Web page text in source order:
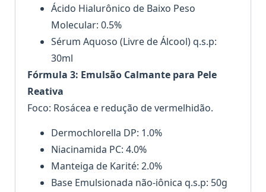
Ácido Hialurônico de Baixo Peso
Molecular: 0.5%
Sérum Aquoso (Livre de Álcool) q.s.p:
30ml
Fórmula 3: Emulsão Calmante para Pele
Reativa
Foco: Rosácea e redução de vermelhidão.
Dermochlorella DP: 1.0%
Niacinamida PC: 4.0%
Manteiga de Karité: 2.0%
Base Emulsionada não-iônica q.s.p: 50g